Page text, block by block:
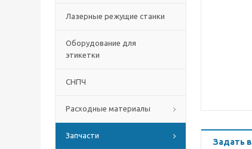
Лазерные режущие станки
Оборудование для
этикетки
СНПЧ
Расходные материалы
Запчасти
Задать